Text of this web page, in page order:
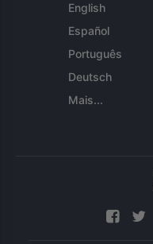
English
Español
Português
Deutsch
Mais...